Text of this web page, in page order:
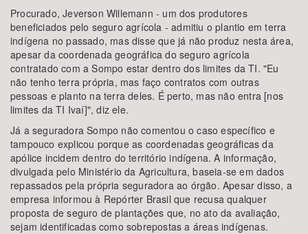
Procurado, Jeverson Willemann - um dos produtores
beneficiados pelo seguro agrícola - admitiu o plantio em terra
indígena no passado, mas disse que já não produz nesta área,
apesar da coordenada geográfica do seguro agrícola
contratado com a Sompo estar dentro dos limites da TI. "Eu
não tenho terra própria, mas faço contratos com outras
pessoas e planto na terra deles. É perto, mas não entra [nos
limites da TI Ivaí]", diz ele.
Já a seguradora Sompo não comentou o caso específico e
tampouco explicou porque as coordenadas geográficas da
apólice incidem dentro do território indígena. A informação,
divulgada pelo Ministério da Agricultura, baseia-se em dados
repassados pela própria seguradora ao órgão. Apesar disso, a
empresa informou à Repórter Brasil que recusa qualquer
proposta de seguro de plantações que, no ato da avaliação,
sejam identificadas como sobrepostas a áreas indígenas.